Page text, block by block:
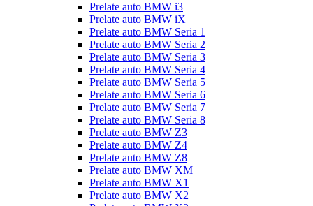
Prelate auto BMW i3
Prelate auto BMW iX
Prelate auto BMW Seria 1
Prelate auto BMW Seria 2
Prelate auto BMW Seria 3
Prelate auto BMW Seria 4
Prelate auto BMW Seria 5
Prelate auto BMW Seria 6
Prelate auto BMW Seria 7
Prelate auto BMW Seria 8
Prelate auto BMW Z3
Prelate auto BMW Z4
Prelate auto BMW Z8
Prelate auto BMW XM
Prelate auto BMW X1
Prelate auto BMW X2